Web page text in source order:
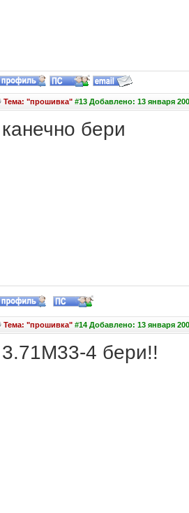
Тема: "прошивка"#13 Добавлено: 13 января
канечно бери
Тема: "прошивка"#14 Добавлено: 13 января
3.71М33-4 бери!!